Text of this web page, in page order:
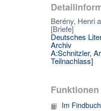
Berény, Henri
[Briefe]
Deutsches
Archiv
A:Schnitzler,
Teilnachlass]
Funktionen
Im